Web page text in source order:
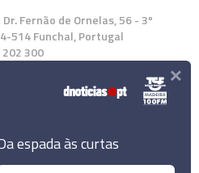
Dr. Fernão de Ornelas, 56 - 3º
514 Funchal, Portugal
202 300
a nossa App
espada às curtas
×